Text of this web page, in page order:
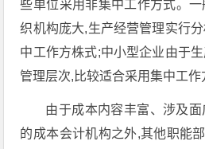
些单位采用非集中工作方式。
织机构庞大,生产经营管理实行
中工作方株式;中小型企业由于
管理层次,比较适合采用集中工作
由于成本内容丰富、涉及面
的成本会计机构之外,其他职能